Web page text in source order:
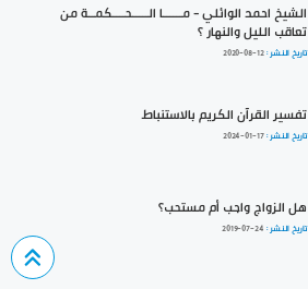
الشيخ احمد الوائلي - مــــــا الـــــحــــكمــة من
تعاقب الليل والنهار ؟
تاريخ النشر :2020-08-12
تفسير القرآن الكريم بالاستنباط
تاريخ النشر :2024-01-17
هل الزواج واجب أم مستحب؟
تاريخ النشر : 2019-07-24